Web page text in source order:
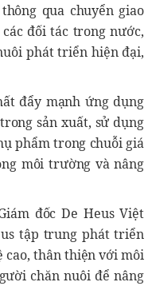
qua chuyển giao
đối tác trong nước,
phát triển hiện đại,
đẩy mạnh ứng dụng
sản xuất, sử dụng
phẩm trong chuỗi giá
môi trường và nâng
đốc De Heus Việt
tập trung phát triển
cao, thân thiện với môi
chăn nuôi để nâng